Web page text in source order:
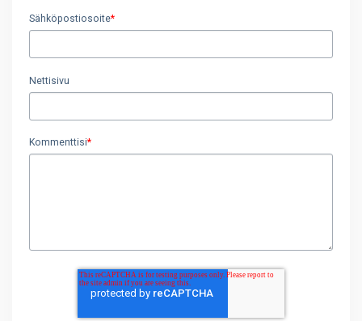
Sähköpostiosoite*
Nettisivu
Kommenttisi*